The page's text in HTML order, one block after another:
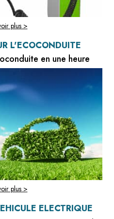
plus >
L'ÉCOCONDUITE
en une heure
plus >
ÉLECTRIQUE